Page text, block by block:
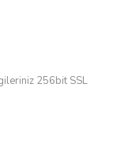
256bit SSL